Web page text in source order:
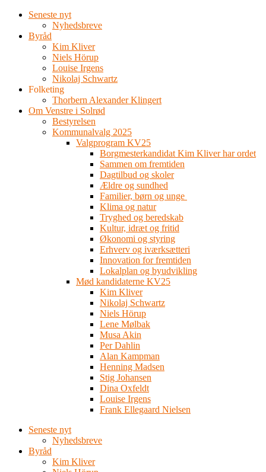
Seneste nyt
Nyhedsbreve
Byråd
Kim Kliver
Niels Hörup
Louise Irgens
Nikolaj Schwartz
Folketing
Thorbern Alexander Klingert
Om Venstre i Solrød
Bestyrelsen
Kommunalvalg 2025
Valgprogram KV25
Borgmesterkandidat Kim Kliver har ordet
Sammen om fremtiden
Dagtilbud og skoler
Ældre og sundhed
Familier, børn og unge
Klima og natur
Tryghed og beredskab
Kultur, idræt og fritid
Økonomi og styring
Erhverv og iværksætteri
Innovation for fremtiden
Lokalplan og byudvikling
Mød kandidaterne KV25
Kim Kliver
Nikolaj Schwartz
Niels Hörup
Lene Mølbak
Musa Akin
Per Dahlin
Alan Kampman
Henning Madsen
Stig Johansen
Dina Oxfeldt
Louise Irgens
Frank Ellegaard Nielsen
Seneste nyt
Nyhedsbreve
Byråd
Kim Kliver